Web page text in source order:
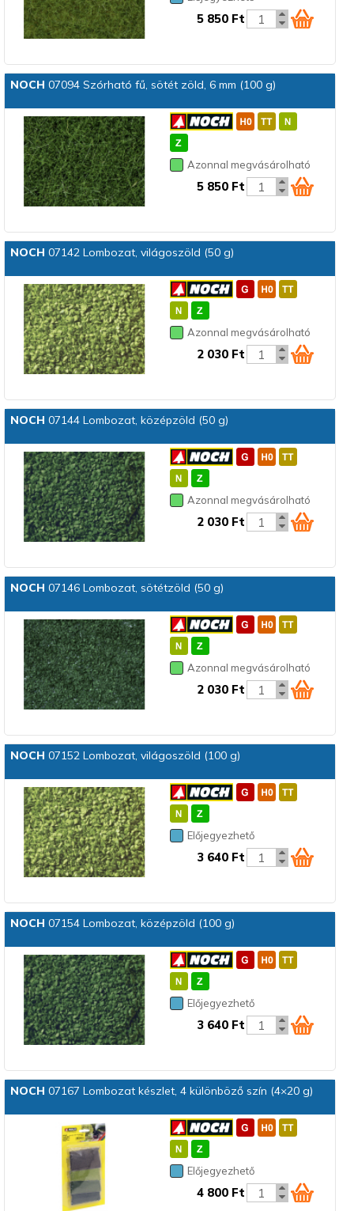
5 850 Ft
NOCH 07094 Szórható fű, sötét zöld, 6 mm (100 g)
Azonnal megvásárolható
5 850 Ft
NOCH 07142 Lombozat, világoszöld (50 g)
Azonnal megvásárolható
2 030 Ft
NOCH 07144 Lombozat, középzöld (50 g)
Azonnal megvásárolható
2 030 Ft
NOCH 07146 Lombozat, sötétzöld (50 g)
Azonnal megvásárolható
2 030 Ft
NOCH 07152 Lombozat, világoszöld (100 g)
Előjegyezhető
3 640 Ft
NOCH 07154 Lombozat, középzöld (100 g)
Előjegyezhető
3 640 Ft
NOCH 07167 Lombozat készlet, 4 különböző szín (4×20 g)
Előjegyezhető
4 800 Ft